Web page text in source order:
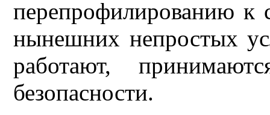
перепрофилированию
нынешних непростых
работают,
безопасности.